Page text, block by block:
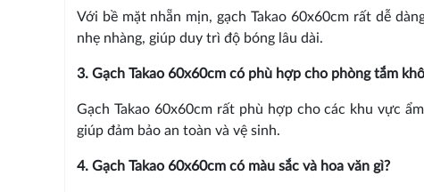
Với bề mặt nhẵn mịn, gạch Takao 60x60cm rất dễ
nhẹ nhàng, giúp duy trì độ bóng lâu dài.
3. Gạch Takao 60x60cm có phù hợp cho phòng tắm
Gạch Takao 60x60cm rất phù hợp cho các khu vực
giúp đảm bảo an toàn và vệ sinh.
4. Gạch Takao 60x60cm có màu sắc và hoa văn gì?